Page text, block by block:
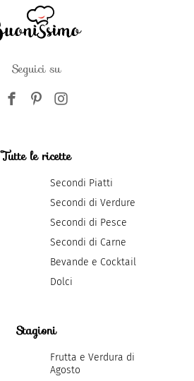
Seguici su
Tutte le ricette
Secondi Piatti
Secondi di Verdure
Secondi di Pesce
Secondi di Carne
Bevande e Cocktail
Dolci
Stagioni
Frutta e Verdura di
Agosto